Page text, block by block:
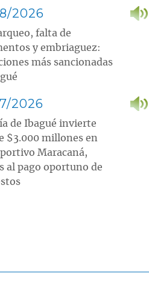
2026
falta de
y embriaguez:
más sancionadas
2026
de Ibagué invierte
$3.000 millones en
Maracaná,
al pago oportuno de